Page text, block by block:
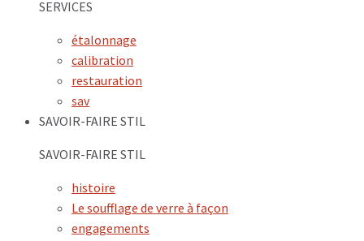
SERVICES
étalonnage
calibration
restauration
sav
SAVOIR-FAIRE STIL
SAVOIR-FAIRE STIL
histoire
Le soufflage de verre à façon
engagements